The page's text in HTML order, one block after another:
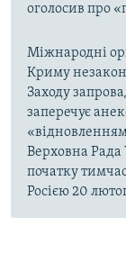
оголосив про
Міжнародні
Криму
Заходу
заперечує
Верховна Рада
початку
Росією 20